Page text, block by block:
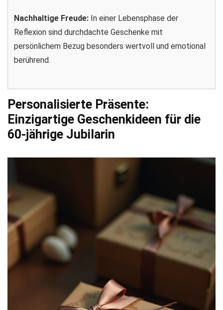
Nachhaltige Freude: In einer Lebensphase der
Reflexion sind durchdachte Geschenke mit
persönlichem Bezug besonders wertvoll und emotional
berührend.
Personalisierte Präsente:
Einzigartige Geschenkideen für die
60-jährige Jubilarin